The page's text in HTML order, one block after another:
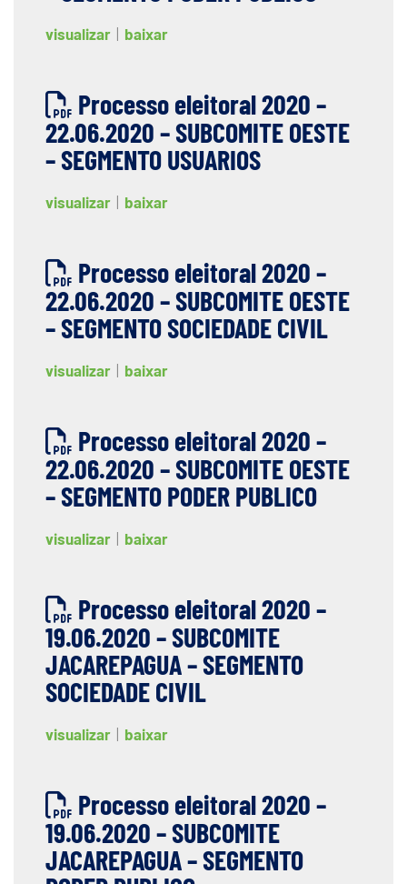
visualizar baixar
Processo eleitoral 2020 –
22.06.2020 – SUBCOMITE OESTE
– SEGMENTO USUARIOS
visualizar baixar
Processo eleitoral 2020 –
22.06.2020 – SUBCOMITE OESTE
– SEGMENTO SOCIEDADE CIVIL
visualizar baixar
Processo eleitoral 2020 –
22.06.2020 – SUBCOMITE OESTE
– SEGMENTO PODER PUBLICO
visualizar baixar
Processo eleitoral 2020 –
19.06.2020 – SUBCOMITE
JACAREPAGUA – SEGMENTO
SOCIEDADE CIVIL
visualizar baixar
Processo eleitoral 2020 –
19.06.2020 – SUBCOMITE
JACAREPAGUA – SEGMENTO